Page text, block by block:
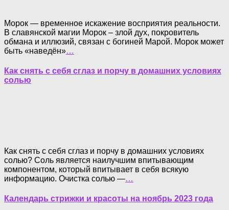
Морок — временное искажение восприятия реальности.
В славянской магии Морок – злой дух, покровитель
обмана и иллюзий, связан с богиней Марой. Морок может
быть «наведён»…
Как снять с себя сглаз и порчу в домашних условиях
солью
Как снять с себя сглаз и порчу в домашних условиях
солью? Соль является наилучшим впитывающим
компонентом, который впитывает в себя всякую
информацию. Очистка солью —…
Календарь стрижки и красоты на ноябрь 2023 года